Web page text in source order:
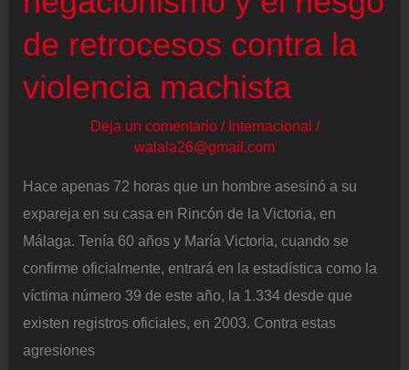
de retrocesos contra la
violencia machista
Deja un comentario / Internacional /
walala26@gmail.com
Hace apenas 72 horas que un hombre asesinó a su
expareja en su casa en Rincón de la Victoria, en
Málaga. Tenía 60 años y María Victoria, cuando se
confirme oficialmente, entrará en la estadística como la
víctima número 39 de este año, la 1.334 desde que
existen registros oficiales, en 2003. Contra estas
agresiones